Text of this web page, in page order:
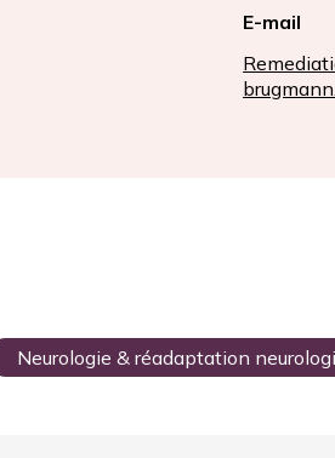
E-mail
Neurologie & réadaptation